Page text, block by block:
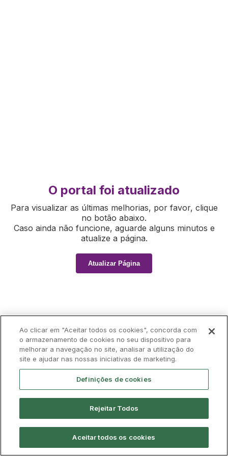
O portal foi atualizado
Para visualizar as últimas melhorias, por favor, clique
no botão abaixo.
Caso ainda não funcione, aguarde alguns minutos e
atualize a página.
Atualizar Página
Ao clicar em "Aceitar todos os cookies", concorda com
o armazenamento de cookies no seu dispositivo para
melhorar a navegação no site, analisar a utilização do
site e ajudar nas nossas iniciativas de marketing.
Definições de cookies
Rejeitar Todos
Aceitar todos os cookies